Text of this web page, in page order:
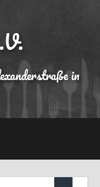
in